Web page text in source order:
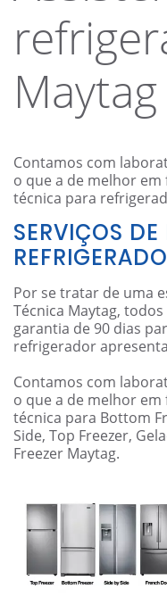
Maytag
Contamos com
o que a de melhor
técnica para
SERVIÇOS
Por se tratar de uma
Técnica Maytag,
garantia de 90 dias
refrigerador
Contamos com
o que a de melhor
técnica para Bottom
Side, Top Freezer,
Freezer Maytag.